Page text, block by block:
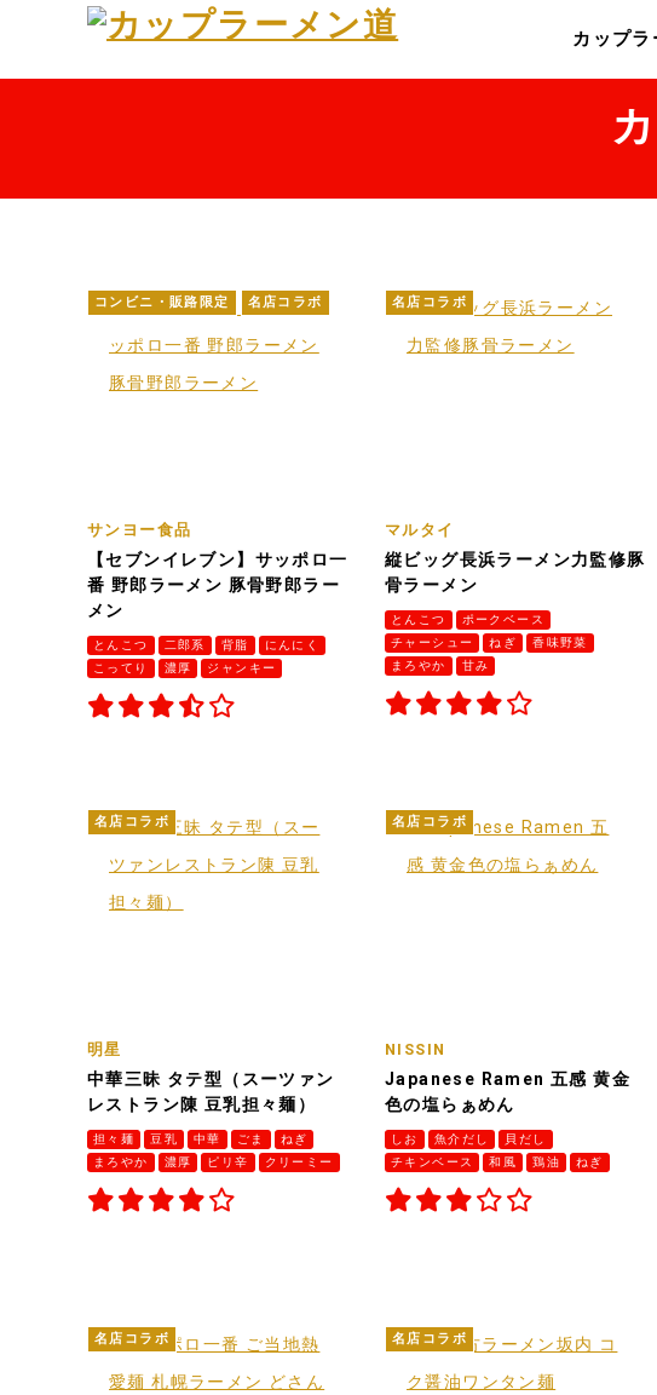
カップラ
コンビニ・販路限定 名店コラボ
サンヨー食品
【セブンイレブン】サッポロ一
番 野郎ラーメン 豚骨野郎ラー
メン
とんこつ 二郎系 背脂
にんにく
こってり
濃厚 ジャンキー
名店コラボ
マルタイ
縦ビッグ長浜ラーメン力監修豚
骨ラーメン
とんこつ
ポークベース
チャーシュー
ねぎ
香味野菜
まろやか
甘み
名店コラボ
明星
中華三昧 タテ型（スーツァン
レストラン陳 豆乳担々麺）
担々麺 豆乳 中華 ごま
ねぎ
まろやか
濃厚 ピリ辛 クリーミー
名店コラボ
NISSIN
Japanese Ramen 五感 黄金
色の塩らぁめん
しお 魚介だし
貝だし
チキンベース
和風 鶏油 ねぎ
名店コラボ 名店コラボ